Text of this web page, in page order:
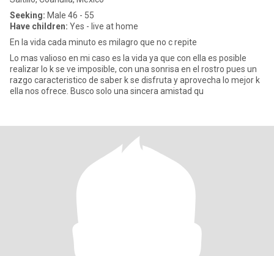
Seeking: Male 46 - 55
Have children: Yes - live at home
En la vida cada minuto es milagro que no c repite
Lo mas valioso en mi caso es la vida ya que con ella es posible
realizar lo k se ve imposible, con una sonrisa en el rostro pues un
razgo caracteristico de saber k se disfruta y aprovecha lo mejor k
ella nos ofrece. Busco solo una sincera amistad qu